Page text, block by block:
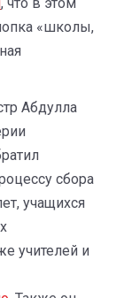
«школы,
Абдулла
сбора
учащихся
учителей и